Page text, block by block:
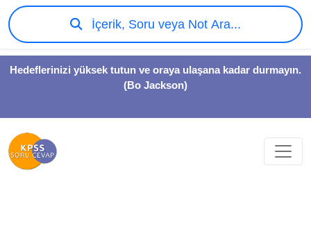
Hedeflerinizi yüksek tutun ve oraya ulaşana kadar durmayın.
(Bo Jackson)
İçerik, Soru veya Not Ara...